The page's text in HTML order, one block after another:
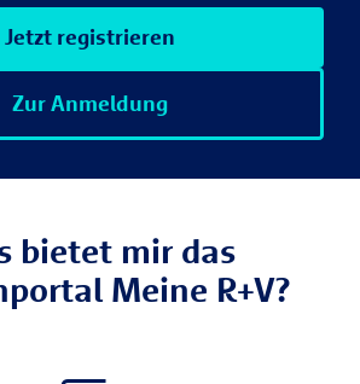
Jetzt registrieren
Zur Anmeldung
bietet mir das
Meine R+V?